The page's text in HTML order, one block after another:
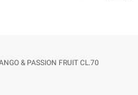
& PASSION FRUIT CL.70